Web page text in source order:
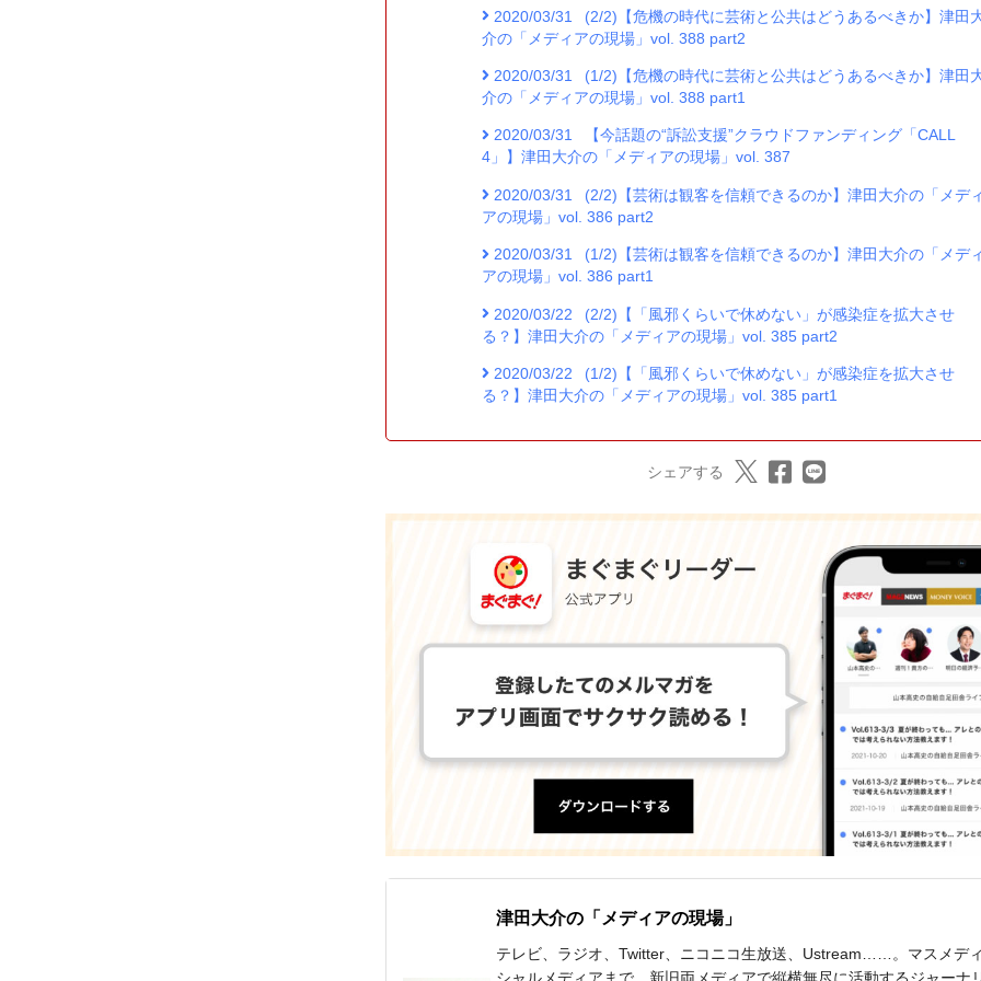
2020/03/31
(2/2)【危機の時代に芸術と公共はどうあるべきか】津田
介の「メディアの現場」vol. 388 part2
2020/03/31
(1/2)【危機の時代に芸術と公共はどうあるべきか】津田
介の「メディアの現場」vol. 388 part1
2020/03/31
【今話題の“訴訟支援”クラウドファンディング「CALL
4」】津田大介の「メディアの現場」vol. 387
2020/03/31
(2/2)【芸術は観客を信頼できるのか】津田大介の「メディ
アの現場」vol. 386 part2
2020/03/31
(1/2)【芸術は観客を信頼できるのか】津田大介の「メディ
アの現場」vol. 386 part1
2020/03/22
(2/2)【「風邪くらいで休めない」が感染症を拡大させ
る？】津田大介の「メディアの現場」vol. 385 part2
2020/03/22
(1/2)【「風邪くらいで休めない」が感染症を拡大させ
る？】津田大介の「メディアの現場」vol. 385 part1
シェアする
津田大介の「メディアの現場」
テレビ、ラジオ、Twitter、ニコニコ生放送、Ustream……。マスメデ